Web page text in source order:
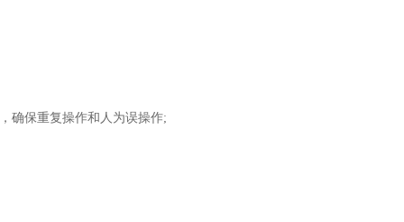
， 确保重复操作和人为误操作;